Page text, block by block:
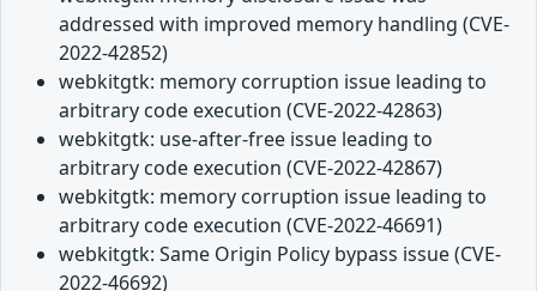
addressed with improved memory handling (CVE-
2022-42852)
webkitgtk: memory corruption issue leading to
arbitrary code execution (CVE-2022-42863)
webkitgtk: use-after-free issue leading to
arbitrary code execution (CVE-2022-42867)
webkitgtk: memory corruption issue leading to
arbitrary code execution (CVE-2022-46691)
webkitgtk: Same Origin Policy bypass issue (CVE-
2022-46692)